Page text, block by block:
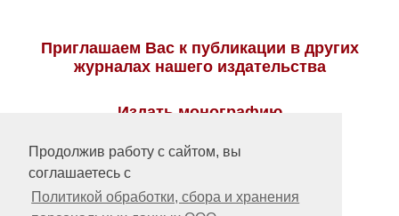
Продолжив работу с сайтом, вы
соглашаетесь с
Политикой обработки, сбора и хранения
Приглашаем Вас к публикации в других
журналах нашего издательства
Издать монографию